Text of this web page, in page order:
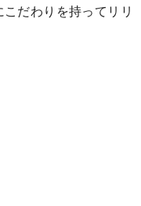
だわりを持ってリリ